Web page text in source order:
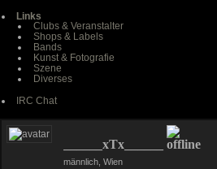
Links
Clubs & Veranstalter
Shops & Labels
Bands
Kunst & Fotografie
Szene
Diverses
IRC Chat
______xTx______
männlich, Wien